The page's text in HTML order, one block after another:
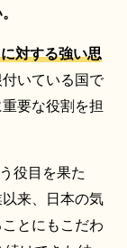
対する強い思
いている国で
要な役割を担
役目を果た
来、日本の気
とにもこだわ